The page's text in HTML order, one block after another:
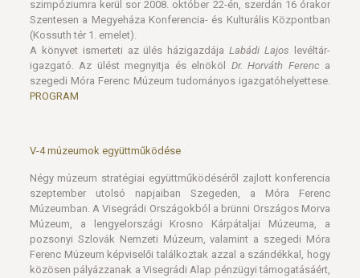
szimpóziumra kerül sor 2008. október 22-én, szerdán 16 órakor
Szentesen a Megyeháza Konferencia- és Kulturális Központban
(Kossuth tér 1. emelet).
A könyvet ismerteti az ülés házigazdájaLabádi Lajos levéltár-
igazgató. Az ülést megnyitja és elnököl Dr. Horváth Ferenc a
szegedi Móra Ferenc Múzeum tudományos igazgatóhelyettese.
PROGRAM
V-4 múzeumok együttműködése
Négy múzeum stratégiai együttműködéséről zajlott konferencia
szeptember utolsó napjaiban Szegeden, a Móra Ferenc
Múzeumban. A Visegrádi Országokból a brünni Országos Morva
Múzeum, a lengyelországi Krosno Kárpátaljai Múzeuma, a
pozsonyi Szlovák Nemzeti Múzeum, valamint a szegedi Móra
Ferenc Múzeum képviselői találkoztak azzal a szándékkal, hogy
közösen pályázzanak a Visegrádi Alap pénzügyi támogatásáért,